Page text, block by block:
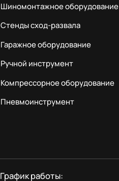
Шиномонтажное оборудование
Стенды сход-развала
Гаражное оборудование
Ручной инструмент
Компрессорное оборудование
Пневмоинструмент
График работы: